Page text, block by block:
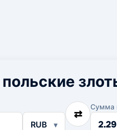
RUB
⇄
Сумма
Сумма